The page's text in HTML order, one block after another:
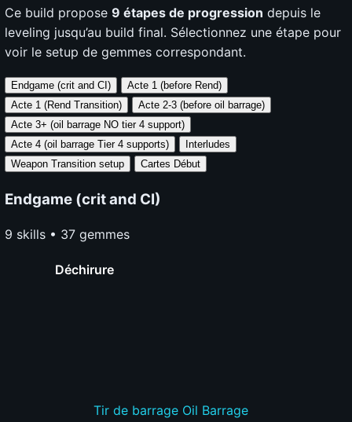
Ce build propose 9 étapes de progression depuis le
leveling jusqu’au build final. Sélectionnez une étape pour
voir le setup de gemmes correspondant.
Endgame (crit and CI)
Acte 1 (before Rend)
Acte 1 (Rend Transition)
Acte 2-3 (before oil barrage)
Acte 3+ (oil barrage NO tier 4 support)
Acte 4 (oil barrage Tier 4 supports)
Interludes
Weapon Transition setup
Cartes Début
Endgame (crit and CI)
9 skills • 37 gemmes
Déchirure
Tir de barrage Oil Barrage